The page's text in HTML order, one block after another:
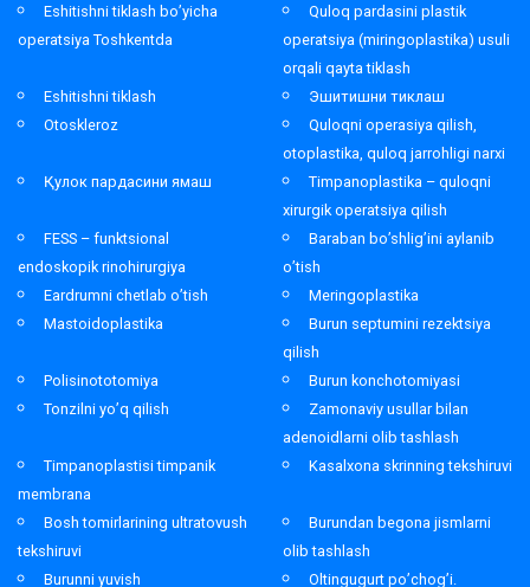
Eshitishni tiklash bo’yicha
operatsiya Toshkentda
Quloq pardasini plastik
operatsiya (miringoplastika) usuli
orqali qayta tiklash
Eshitishni tiklash
Эшитишни тиклаш
Otoskleroz
Quloqni operasiya qilish,
otoplastika, quloq jarrohligi narxi
Қулок пардасини ямаш
Timpanoplastika – quloqni
xirurgik operatsiya qilish
FESS – funktsional
endoskopik rinohirurgiya
Baraban bo’shlig’ini aylanib
o’tish
Eardrumni chetlab o’tish
Meringoplastika
Mastoidoplastika
Burun septumini rezektsiya
qilish
Polisinototomiya
Burun konchotomiyasi
Tonzilni yo’q qilish
Zamonaviy usullar bilan
adenoidlarni olib tashlash
Timpanoplastisi timpanik
membrana
Kasalxona skrinning tekshiruvi
Bosh tomirlarining ultratovush
tekshiruvi
Burundan begona jismlarni
olib tashlash
Burunni yuvish
Oltingugurt po’chog’i.